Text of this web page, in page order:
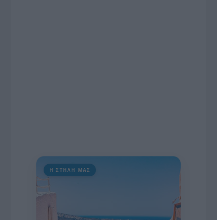
Η ΣΤΗΛΗ ΜΑΣ